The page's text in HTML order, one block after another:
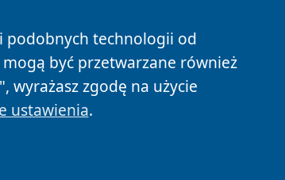
podobnych technologii od
być przetwarzane również
wyrażasz zgodę na użycie
ustawienia.